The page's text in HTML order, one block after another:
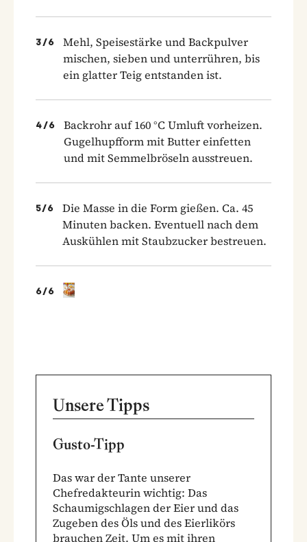
3 /6
Mehl, Speisestärke und Backpulver
mischen, sieben und unterrühren, bis
ein glatter Teig entstanden ist.
4 /6
Backrohr auf 160 °C Umluft vorheizen.
Gugelhupfform mit Butter einfetten
und mit Semmelbröseln ausstreuen.
5/6
Die Masse in die Form gießen. Ca. 45
Minuten backen. Eventuell nach dem
Auskühlen mit Staubzucker bestreuen.
6/6
Unsere Tipps
Gusto-Tipp
Das war der Tante unserer
Chefredakteurin wichtig: Das
Schaumigschlagen der Eier und das
Zugeben des Öls und des Eierlikörs
brauchen Zeit. Um es mit ihren